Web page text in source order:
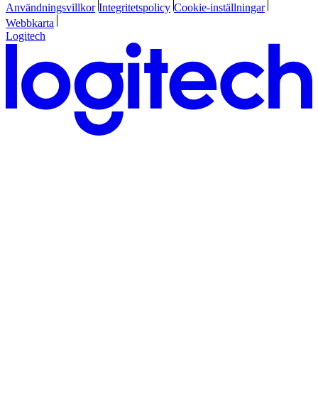
Användningsvillkor Integritetspolicy Cookie-inställningar
Webbkarta
Logitech